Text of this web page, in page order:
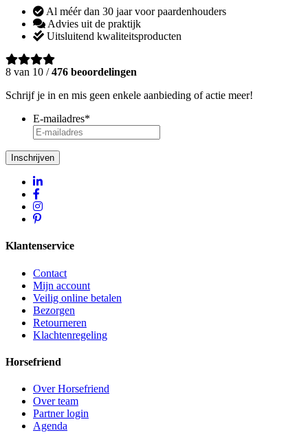
Al méér dan 30 jaar voor paardenhouders
Advies uit de praktijk
Uitsluitend kwaliteitsproducten
8 van 10 /476 beoordelingen
Schrijf je in en mis geen enkele aanbieding of actie meer!
E-mailadres*
Inschrijven
Klantenservice
Contact
Mijn account
Veilig online betalen
Bezorgen
Retourneren
Klachtenregeling
Horsefriend
Over Horsefriend
Over team
Partner login
Agenda